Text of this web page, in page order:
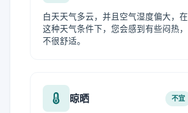
白天天气多云，并且空气湿度偏大，在
这种天气条件下，您会感到有些闷热，
不很舒适。
晾晒 不宜